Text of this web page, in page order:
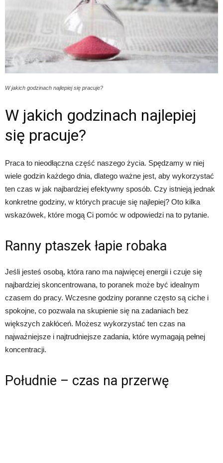
W jakich godzinach najlepiej się pracuje?
W jakich godzinach najlepiej
się pracuje?
Praca to nieodłączna część naszego życia. Spędzamy w niej
wiele godzin każdego dnia, dlatego ważne jest, aby wykorzystać
ten czas w jak najbardziej efektywny sposób. Czy istnieją jednak
konkretne godziny, w których pracuje się najlepiej? Oto kilka
wskazówek, które mogą Ci pomóc w odpowiedzi na to pytanie.
Ranny ptaszek łapie robaka
Jeśli jesteś osobą, która rano ma najwięcej energii i czuje się
najbardziej skoncentrowana, to poranek może być idealnym
czasem do pracy. Wczesne godziny poranne często są ciche i
spokojne, co pozwala na skupienie się na zadaniach bez
większych zakłóceń. Możesz wykorzystać ten czas na
najważniejsze i najtrudniejsze zadania, które wymagają pełnej
koncentracji.
Południe – czas na przerwę